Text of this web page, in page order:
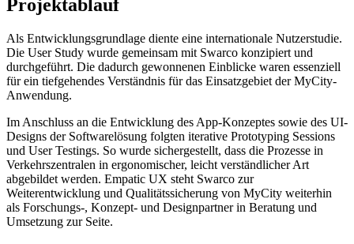
Projektablauf
Als Entwicklungsgrundlage diente eine internationale Nutzerstudie.
Die User Study wurde gemeinsam mit Swarco konzipiert und
durchgeführt. Die dadurch gewonnenen Einblicke waren essenziell
für ein tiefgehendes Verständnis für das Einsatzgebiet der MyCity-
Anwendung.
Im Anschluss an die Entwicklung des App-Konzeptes sowie des UI-
Designs der Softwarelösung folgten iterative Prototyping Sessions
und User Testings. So wurde sichergestellt, dass die Prozesse in
Verkehrszentralen in ergonomischer, leicht verständlicher Art
abgebildet werden. Empatic UX steht Swarco zur
Weiterentwicklung und Qualitätssicherung von MyCity weiterhin
als Forschungs-, Konzept- und Designpartner in Beratung und
Umsetzung zur Seite.